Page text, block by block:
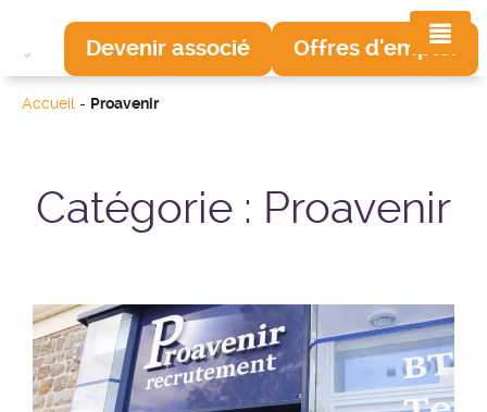
Devenir associé Offres d'emploi
Catégorie : Proavenir
Accueil - Proavenir